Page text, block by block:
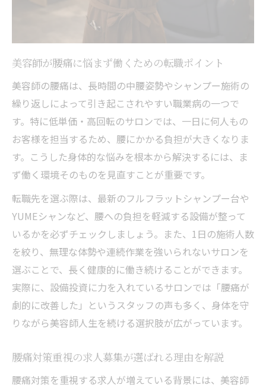
美容師が腰痛に悩まず働くための転職ポイント
美容師の腰痛は、長時間の中腰姿勢やシャンプー施術の
繰り返しによって引き起こされやすい職業病の一つで
す。特に低単価・高回転のサロンでは、一日に何人もの
お客様を担当するため、腰にかかる負担が大きくなりま
す。こうした身体的な悩みを根本から解決するには、ま
ず働く環境そのものを見直すことが重要です。
転職先を選ぶ際は、最新のフルフラットシャンプー台や
YUMEシャンなど、腰への負担を軽減する設備が整って
いるかを必ずチェックしましょう。また、1日の施術人数
を絞り、無理な体勢や連続作業を強いられないサロンを
選ぶことで、長く健康的に働き続けることができます。
実際に、設備投資に力を入れているサロンでは「腰痛が
劇的に改善した」というスタッフの声も多く、身体を守
りながら美容師人生を続ける選択肢が広がっています。
腰痛対策重視の求人募集が選ばれる理由を解説
腰痛対策を重視する求人が増えている背景には、美容師